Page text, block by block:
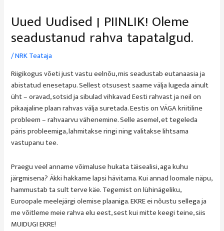
Uued Uudised | PIINLIK! Oleme
seadustanud rahva tapatalgud.
/NRK Teataja
Riigikogus võeti just vastu eelnõu, mis seadustab eutanaasia ja
abistatud enesetapu. Sellest otsusest saame välja lugeda ainult
üht – oravad, sotsid ja sibulad vihkavad Eesti rahvast ja neil on
pikaajaline plaan rahvas välja suretada. Eestis on VÄGA kriitiline
probleem – rahvaarvu vähenemine. Selle asemel, et tegeleda
päris probleemiga, lahmitakse ringi ning valitakse lihtsama
vastupanu tee.
Praegu veel anname võimaluse hukata täisealisi, aga kuhu
järgmisena? Äkki hakkame lapsi hävitama. Kui annad loomale näpu,
hammustab ta sult terve käe. Tegemist on lühinägeliku,
Euroopale meelejärgi olemise plaaniga. EKRE ei nõustu sellega ja
me võitleme meie rahva elu eest, sest kui mitte keegi teine, siis
MUIDUGI EKRE!